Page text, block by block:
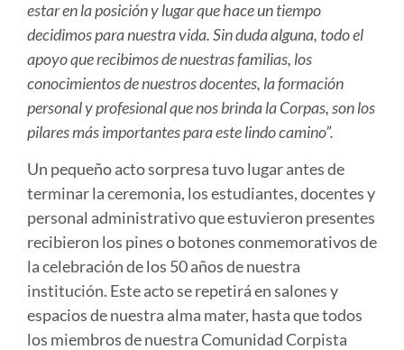
estar en la posición y lugar que hace un tiempo
decidimos para nuestra vida. Sin duda alguna, todo el
apoyo que recibimos de nuestras familias, los
conocimientos de nuestros docentes, la formación
personal y profesional que nos brinda la Corpas, son los
pilares más importantes para este lindo camino”.
Un pequeño acto sorpresa tuvo lugar antes de
terminar la ceremonia, los estudiantes, docentes y
personal administrativo que estuvieron presentes
recibieron los pines o botones conmemorativos de
la celebración de los 50 años de nuestra
institución. Este acto se repetirá en salones y
espacios de nuestra alma mater, hasta que todos
los miembros de nuestra Comunidad Corpista